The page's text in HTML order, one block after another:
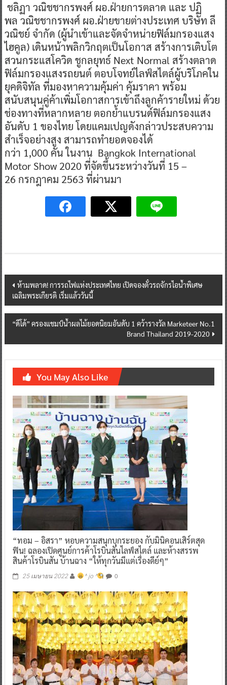
ชลิฏา วณิชชากรพงศ์ ผอ.ฝ่ายการตลาด และ ปฏิ
พล วณิชชากรพงศ์ ผอ.ฝ่ายขายต่างประเทศ บริษัท ลี
วณิชย์ จำกัด (ผู้นำเข้าและจัดจำหน่ายฟิล์มกรองแสง
ไฮคูล) เดินหน้าพลิกวิกฤตเป็นโอกาส สร้างการเติบโต
สวนกระแสโควิด ชูกลยุทธ์ Next Normal สร้างตลาด
ฟิล์มกรองแสงรถยนต์ ตอบโจทย์ไลฟ์สไตล์ผู้บริโภคใน
ยุคดิจิทัล ที่มองหาความคุ้มค่า คุ้มราคา พร้อม
สนับสนุนคู่ค้าเพิ่มโอกาสการเข้าถึงลูกค้ารายใหม่ ด้วย
ช่องทางที่หลากหลาย ตอกย้ำแบรนด์ฟิล์มกรองแสง
อันดับ 1 ของไทย โดยแคมเปญดังกล่าวประสบความ
สำเร็จอย่างสูง สามารถทำยอดจองได้
กว่า 1,000 คัน ในงาน Bangkok International
Motor Show 2020 ที่จัดขึ้นระหว่างวันที่ 15 –
26 กรกฎาคม 2563 ที่ผ่านมา
Post
navigation
ห้ามพลาด! การรถไฟแห่งประเทศไทย เปิดจองตั๋วรถจักรไอน้ำพิเศษ
เฉลิมพระเกียรติ เริ่มแล้ววันนี้
“ดีโด้” ครองแชมป์น้ำผลไม้ยอดนิยมอันดับ 1 คว้ารางวัล Marketeer No.1
Brand Thailand 2019-2020
You May Also Like
“ทอม – อิสรา” หอบความสนุกบุกระยอง กับมินิคอนเสิร์ตสุด
ฟิน! ฉลองเปิดศูนย์การค้าโรบินสันไลฟ์สไตล์ และห้างสรรพ
สินค้าโรบินสัน บ้านฉาง “ให้ทุกวันมีแต่เรื่องดีย์ๆ”
25 เมษายน 2022 ^ jo ^ 0